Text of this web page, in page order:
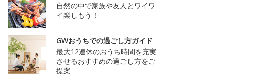
自然の中で家族や友人とワイワ
イ楽しもう！
GWおうちでの過ごし方ガイド
最大12連休のおうち時間を充実
させるおすすめの過ごし方をご
提案